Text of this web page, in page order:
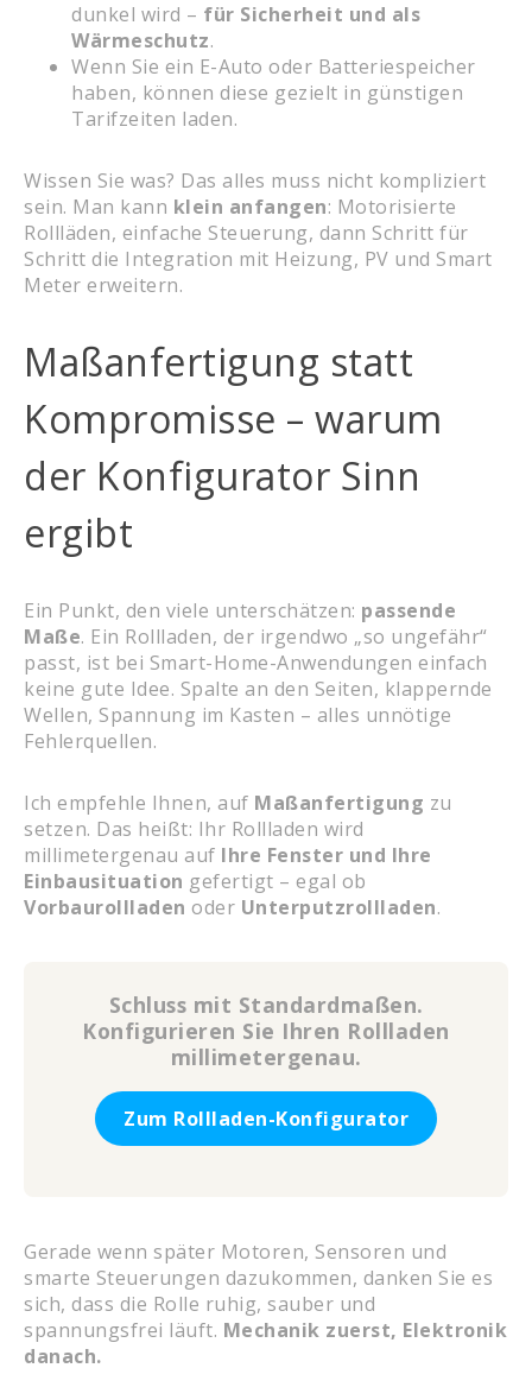
dunkel wird – für Sicherheit und als
Wärmeschutz.
Wenn Sie ein E-Auto oder Batteriespeicher
haben, können diese gezielt in günstigen
Tarifzeiten laden.
Wissen Sie was? Das alles muss nicht kompliziert
sein. Man kann klein anfangen: Motorisierte
Rollläden, einfache Steuerung, dann Schritt für
Schritt die Integration mit Heizung, PV und Smart
Meter erweitern.
Maßanfertigung statt
Kompromisse – warum
der Konfigurator Sinn
ergibt
Ein Punkt, den viele unterschätzen: passende
Maße. Ein Rollladen, der irgendwo „so ungefähr“
passt, ist bei Smart-Home-Anwendungen einfach
keine gute Idee. Spalte an den Seiten, klappernde
Wellen, Spannung im Kasten – alles unnötige
Fehlerquellen.
Ich empfehle Ihnen, auf Maßanfertigung zu
setzen. Das heißt: Ihr Rollladen wird
millimetergenau auf Ihre Fenster und Ihre
Einbausituation gefertigt – egal ob
Vorbaurollladen oder Unterputzrollladen.
Schluss mit Standardmaßen.
Konfigurieren Sie Ihren Rollladen
millimetergenau.
Zum Rollladen-Konfigurator
Gerade wenn später Motoren, Sensoren und
smarte Steuerungen dazukommen, danken Sie es
sich, dass die Rolle ruhig, sauber und
spannungsfrei läuft. Mechanik zuerst, Elektronik
danach.